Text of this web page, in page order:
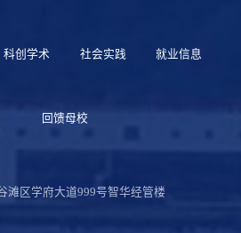
科创学术 社会实践 就业信息
回馈母校
滩区学府大道999号智华经管楼